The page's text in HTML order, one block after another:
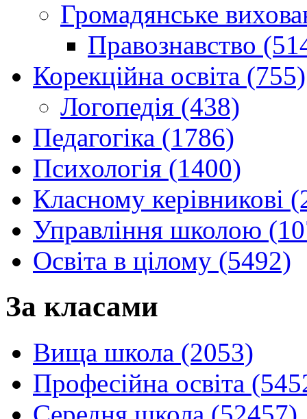
Громадянське
Правознавство
Корекційна освіта (755)
Логопедія (438)
Педагогіка (1786)
Психологія (1400)
Класному керівникові
Управління школою
Освіта в цілому (5492)
За класами
Вища школа (2053)
Професійна освіта